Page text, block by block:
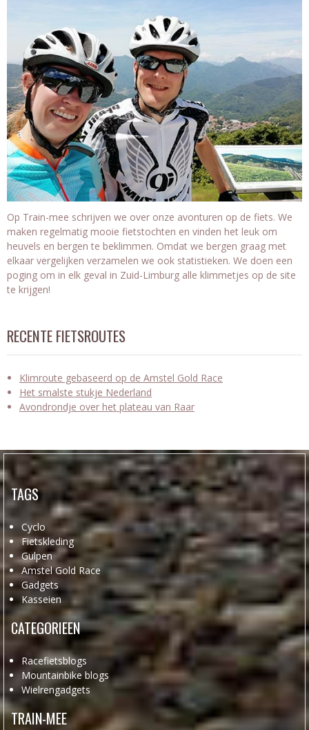
Op Train-mee schrijven we over onze avonturen op de fiets. We
maken regelmatig mooie fietstochten en vinden het leuk om
heuvels en bergen te beklimmen. Omdat we bergen graag met
elkaar vergelijken verzamelen we ook statistieken. We doen een
poging om in elk geval in Zuid-Limburg alle klimmetjes op de site
te krijgen!
RECENTE FIETSROUTES
Klimroute gebaseerd op de Amstel Gold Race
Het smalste stukje Nederland
Avondrondje over het plateau van Raar
TAGS
Cyclo
Fietskleding
Gulpen
Amstel Gold Race
Gadgets
Kasseien
CATEGORIEEN
Racefietsblogs
Mountainbike blogs
Wielrengadgets
TRAIN-MEE